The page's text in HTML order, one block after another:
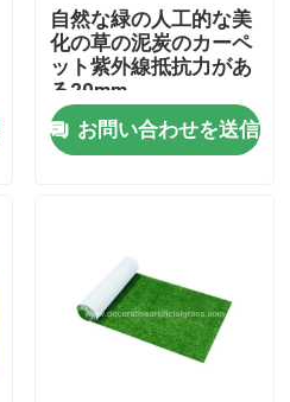
自然な緑の人工的な美
化の草の泥炭のカーペ
ット紫外線抵抗力があ
る20mm
お問い合わせを送信